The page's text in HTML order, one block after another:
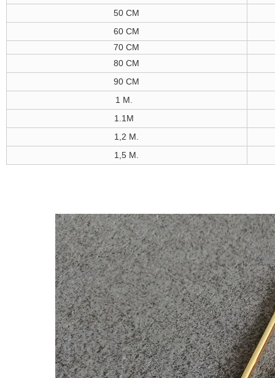
50 CM
60 CM
70 CM
80 CM
90 CM
1 M.
1.1M
1,2 M.
1,5 M.